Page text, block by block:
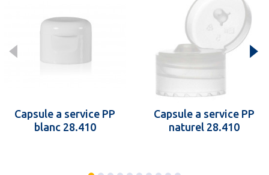
Capsule a service PP
blanc 28.410
Capsule a service PP
naturel 28.410